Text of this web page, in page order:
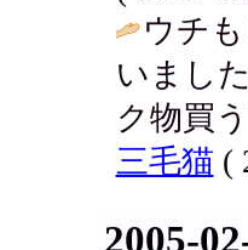
ウチ
いまし
ク物買
三毛猫 (
2005-